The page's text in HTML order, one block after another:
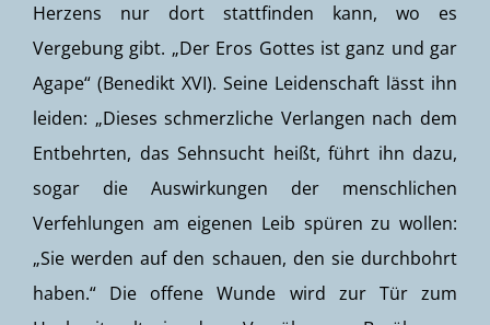
Herzens nur dort stattfinden kann, wo es
Vergebung gibt. „Der Eros Gottes ist ganz und gar
Agape“ (Benedikt XVI). Seine Leidenschaft lässt ihn
leiden: „Dieses schmerzliche Verlangen nach dem
Entbehrten, das Sehnsucht heißt, führt ihn dazu,
sogar die Auswirkungen der menschlichen
Verfehlungen am eigenen Leib spüren zu wollen:
„Sie werden auf den schauen, den sie durchbohrt
haben.“ Die offene Wunde wird zur Tür zum